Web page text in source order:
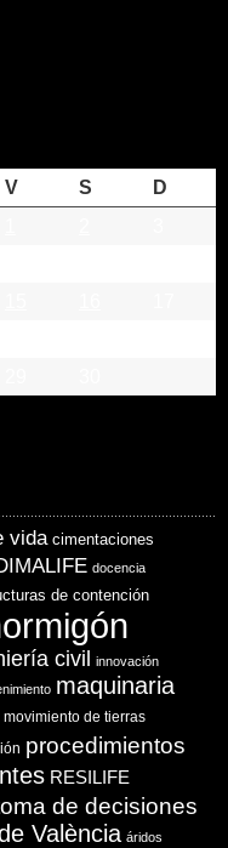
V S
D
vida cimentaciones
docencia
de contención
civil innovación
maquinaria
movimiento de tierras
procedimientos
RESILIFE
de decisiones
València áridos